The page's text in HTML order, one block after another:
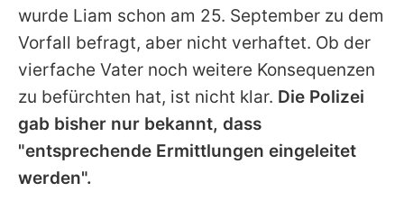
wurde Liam schon am 25. September zu dem
Vorfall befragt, aber nicht verhaftet. Ob der
vierfache Vater noch weitere Konsequenzen
zu befürchten hat, ist nicht klar. Die Polizei
gab bisher nur bekannt, dass
"entsprechende Ermittlungen eingeleitet
werden".